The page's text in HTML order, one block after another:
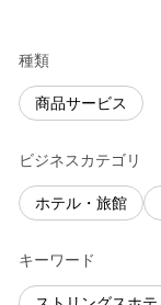
種類
商品サービス
ビジネスカテゴリ
ホテル・旅館
キーワード